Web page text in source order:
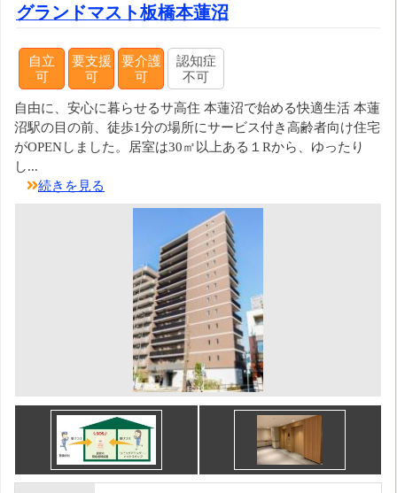
グランドマスト板橋本蓮沼
自立
可
要支援
可
要介護
可
認知症
不可
自由に、安心に暮らせるサ高住 本蓮沼で始める快適生活 本蓮
沼駅の目の前、徒歩1分の場所にサービス付き高齢者向け住宅
がOPENしました。居室は30㎡以上ある１Rから、ゆったり
し...
続きを見る